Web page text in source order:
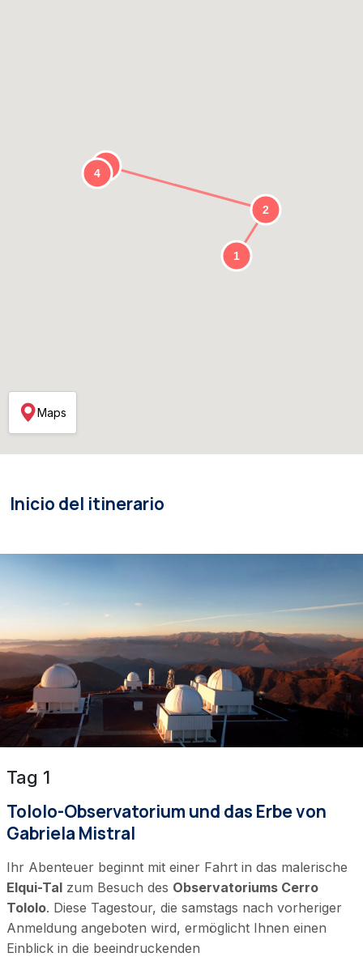
Maps
Inicio del itinerario
Tag 1
Tololo-Observatorium und das Erbe von
Gabriela Mistral
Ihr Abenteuer beginnt mit einer Fahrt in das malerische
Elqui-Tal zum Besuch des Observatoriums Cerro
Tololo. Diese Tagestour, die samstags nach vorheriger
Anmeldung angeboten wird, ermöglicht Ihnen einen
Einblick in die beeindruckenden